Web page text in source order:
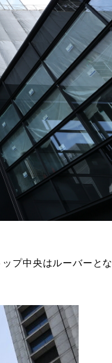
プ中央はルーバーとな